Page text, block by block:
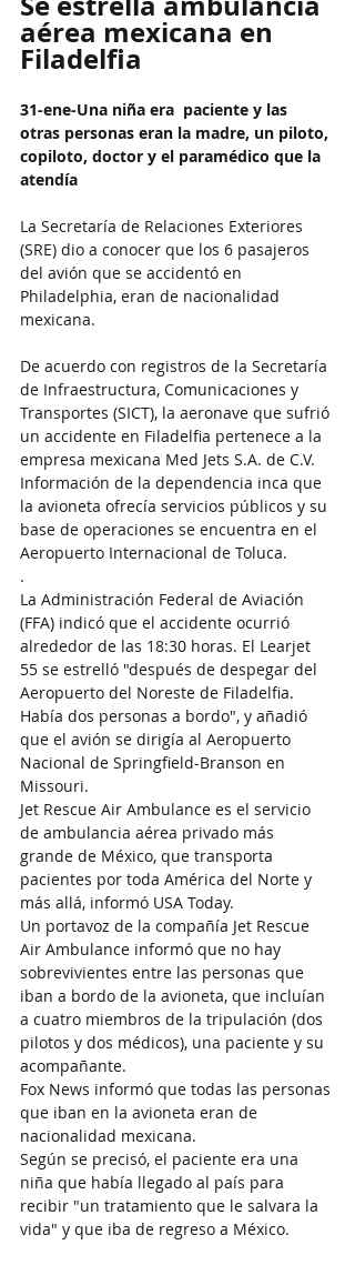
aérea mexicana en
Filadelfia
31-ene-Una niña era  paciente y las
otras personas eran la madre, un piloto,
copiloto, doctor y el paramédico que la
atendía
La Secretaría de Relaciones Exteriores
(SRE) dio a conocer que los 6 pasajeros
del avión que se accidentó en
Philadelphia, eran de nacionalidad
mexicana.
De acuerdo con registros de la Secretaría
de Infraestructura, Comunicaciones y
Transportes (SICT), la aeronave que sufrió
un accidente en Filadelfia pertenece a la
empresa mexicana Med Jets S.A. de C.V.
Información de la dependencia inca que
la avioneta ofrecía servicios públicos y su
base de operaciones se encuentra en el
Aeropuerto Internacional de Toluca.
.
La Administración Federal de Aviación
(FFA) indicó que el accidente ocurrió
alrededor de las 18:30 horas. El Learjet
55 se estrelló "después de despegar del
Aeropuerto del Noreste de Filadelfia.
Había dos personas a bordo", y añadió
que el avión se dirigía al Aeropuerto
Nacional de Springfield-Branson en
Missouri.
Jet Rescue Air Ambulance es el servicio
de ambulancia aérea privado más
grande de México, que transporta
pacientes por toda América del Norte y
más allá, informó USA Today.
Un portavoz de la compañía Jet Rescue
Air Ambulance informó que no hay
sobrevivientes entre las personas que
iban a bordo de la avioneta, que incluían
a cuatro miembros de la tripulación (dos
pilotos y dos médicos), una paciente y su
acompañante.
Fox News informó que todas las personas
que iban en la avioneta eran de
nacionalidad mexicana.
Según se precisó, el paciente era una
niña que había llegado al país para
recibir "un tratamiento que le salvara la
vida" y que iba de regreso a México.